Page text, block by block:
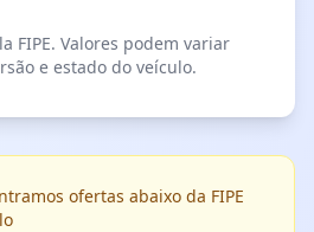
FIPE. Valores podem variar
e estado do veículo.
ofertas abaixo da FIPE